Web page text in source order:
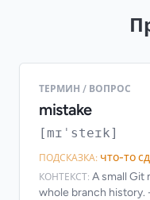
ТЕРМИН / ВОПРОС
mistake
[mɪˈsteɪk]
ПОДСКАЗКА: что-то
КОНТЕКСТ: A small Git
whole branch